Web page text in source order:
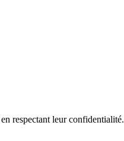
respectant leur confidentialité.